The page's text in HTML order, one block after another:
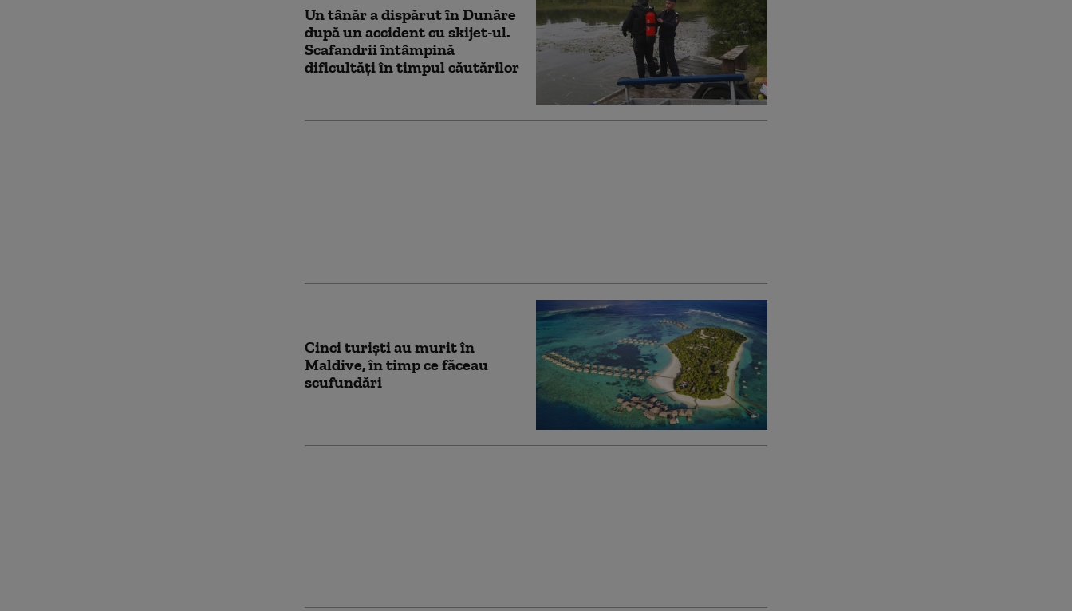
Un tânăr a dispărut în Dunăre
după un accident cu skijet-ul.
Scafandrii întâmpină
dificultăți în timpul căutărilor
Cinci turiști au murit în
Maldive, în timp ce făceau
scufundări